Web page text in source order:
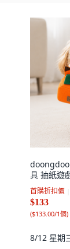
具 抽紙遊
首購折扣價
$133
($133.00/1個)
8/12 星期